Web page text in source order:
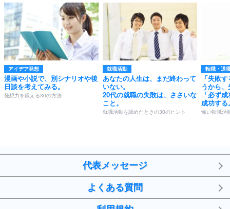
アイデア発想
漫画や小説で、別シナリオや後
日談を考えてみる。
発想力を鍛える30の方法
就職活動
あなたの人生は、まだ終わって
いない。
20代の就職の失敗は、ささいな
こと。
就職活動を諦めたときの30のヒント
転職・退
「失敗
うから
「必ず
成功する
怖い転職活
代表メッセージ
よくある質問